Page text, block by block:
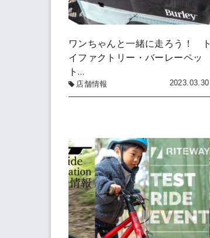
ワンちゃんと一緒に走ろう！ ト
イファクトリー・バーレーペッ
ト…
店舗情報 2023.03.30